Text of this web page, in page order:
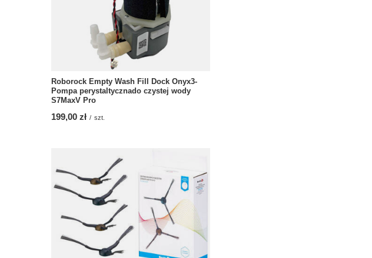
Roborock Empty Wash Fill Dock Onyx3-
Pompa perystaltycznado czystej wody
S7MaxV Pro
199,00 zł / szt.